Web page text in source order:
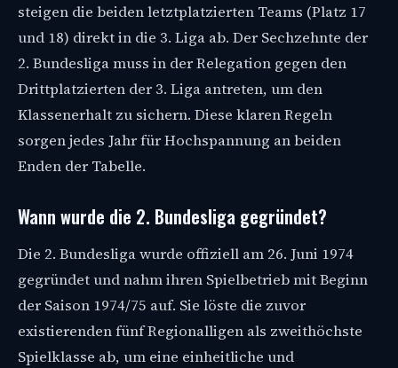
steigen die beiden letztplatzierten Teams (Platz 17
und 18) direkt in die 3. Liga ab. Der Sechzehnte der
2. Bundesliga muss in der Relegation gegen den
Drittplatzierten der 3. Liga antreten, um den
Klassenerhalt zu sichern. Diese klaren Regeln
sorgen jedes Jahr für Hochspannung an beiden
Enden der Tabelle.
Wann wurde die 2. Bundesliga gegründet?
Die 2. Bundesliga wurde offiziell am 26. Juni 1974
gegründet und nahm ihren Spielbetrieb mit Beginn
der Saison 1974/75 auf. Sie löste die zuvor
existierenden fünf Regionalligen als zweithöchste
Spielklasse ab, um eine einheitliche und